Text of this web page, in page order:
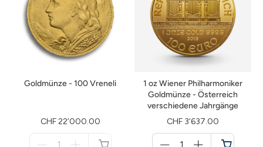
Goldmünze - 100 Vreneli
CHF 22’000.00
1 oz Wiener Philharmoniker
Goldmünze - Österreich
verschiedene Jahrgänge
CHF 3’637.00